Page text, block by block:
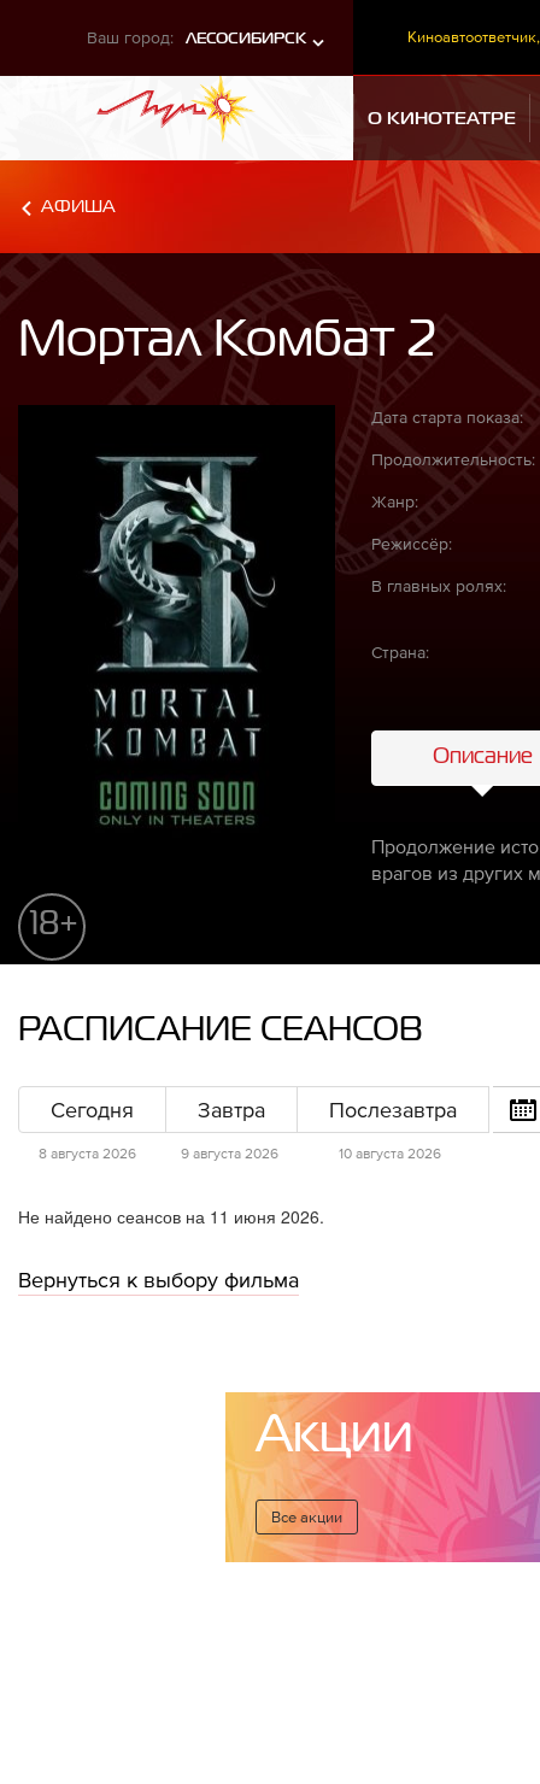
Ваш город: ЛЕСОСИБИРСК Киноавтоответчик,
О КИНОТЕАТРЕ
АФИША
Мортал Комбат 2
18+
Дата старта показа:
Продолжительность:
Жанр:
Режиссёр:
В главных ролях:
Страна:
Описание
Продолжение
врагов из других
РАСПИСАНИЕ СЕАНСОВ
Сегодня
8 августа 2026
Завтра
9 августа 2026
Послезавтра
10 августа 2026
Не найдено сеансов на 11 июня 2026.
Вернуться к выбору фильма
Акции
Все акции